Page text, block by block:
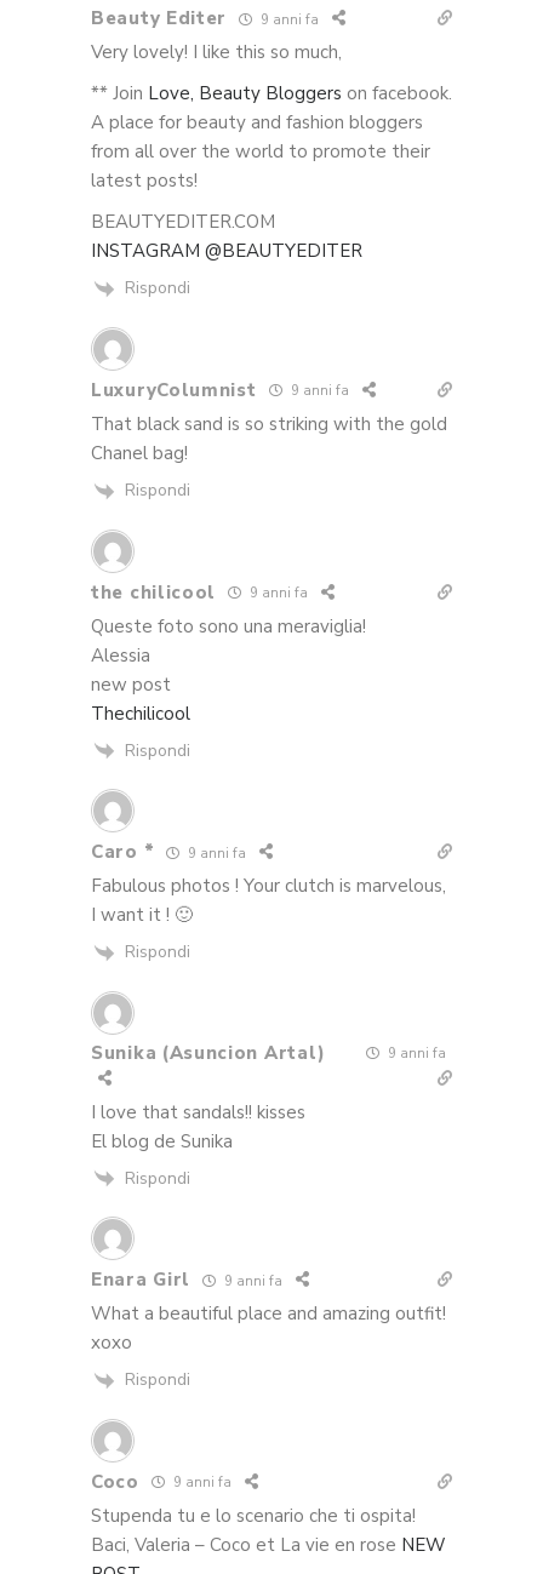
Beauty Editer 9 anni fa
Very lovely! I like this so much,
** Join Love, Beauty Bloggers on facebook.
A place for beauty and fashion bloggers
from all over the world to promote their
latest posts!
BEAUTYEDITER.COM
INSTAGRAM @BEAUTYEDITER
Rispondi
LuxuryColumnist 9 anni fa
That black sand is so striking with the gold
Chanel bag!
Rispondi
the chilicool 9 anni fa
Queste foto sono una meraviglia!
Alessia
new post
Thechilicool
Rispondi
Caro * 9 anni fa
Fabulous photos ! Your clutch is marvelous,
I want it ! 🙂
Rispondi
Sunika (Asuncion Artal) 9 anni fa
I love that sandals!! kisses
El blog de Sunika
Rispondi
Enara Girl 9 anni fa
What a beautiful place and amazing outfit!
xoxo
Rispondi
Coco 9 anni fa
Stupenda tu e lo scenario che ti ospita!
Baci, Valeria – Coco et La vie en rose NEW